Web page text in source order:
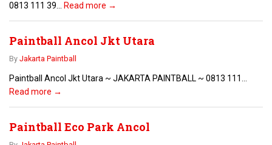
0813 111 39...
Read more →
Paintball Ancol Jkt Utara
By Jakarta Paintball
Paintball Ancol Jkt Utara ~ JAKARTA PAINTBALL ~ 0813 111...
Read more →
Paintball Eco Park Ancol